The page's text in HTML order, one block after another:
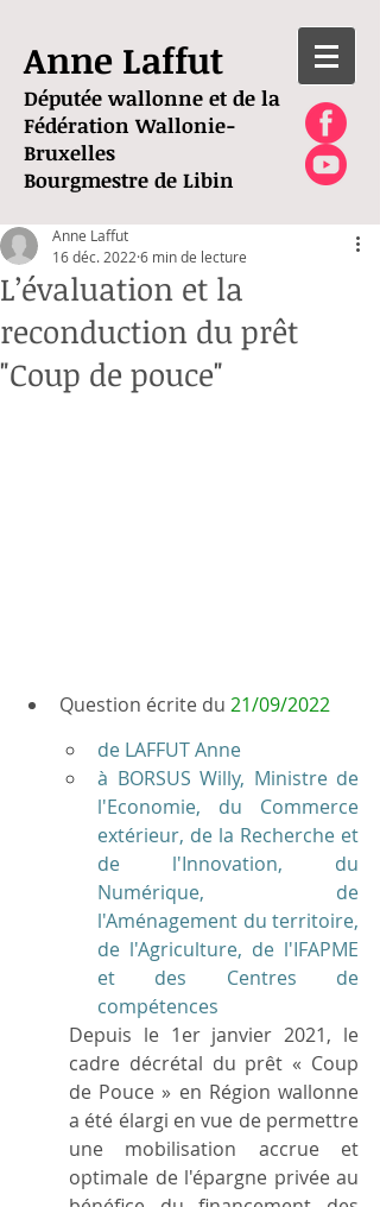
Anne Laffut
Députée wallonne et de la
Fédération Wallonie-
Bruxelles
Bourgmestre de Libin
L’évaluation et la
reconduction du prêt
"Coup de pouce"
Anne Laffut
16 déc. 2022 6 min de lecture
Question écrite du 21/09/2022
de LAFFUT Anne
à BORSUS Willy, Ministre de
l'Economie, du Commerce
extérieur, de la Recherche et
de l'Innovation, du
Numérique, de
l'Aménagement du territoire,
de l'Agriculture, de l'IFAPME
et des Centres de
compétences
Depuis le 1er janvier 2021, le
cadre décrétal du prêt « Coup
de Pouce » en Région wallonne
a été élargi en vue de permettre
une mobilisation accrue et
optimale de l'épargne privée au